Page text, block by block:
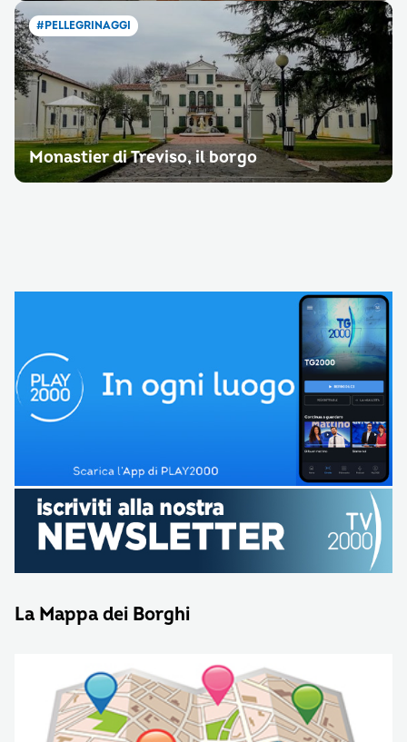
#PELLEGRINAGGI
Monastier di Treviso, il borgo
La Mappa dei Borghi